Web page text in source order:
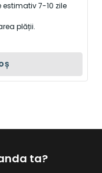
estimativ 7-10 zile
plății.
ta?